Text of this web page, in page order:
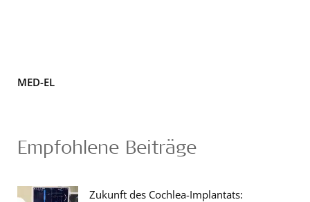
MED-EL
Empfohlene Beiträge
Zukunft des Cochlea-Implantats: